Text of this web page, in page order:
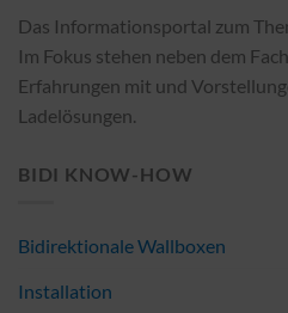
Das Informationsportal zum
Im Fokus stehen neben dem
Erfahrungen mit und
Ladelösungen.
BIDI KNOW-HOW
Bidirektionale Wallboxen
Installation